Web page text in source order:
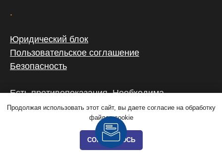
Продолжая использовать этот сайт, вы даете согласие на обработку
файлов cookie
СОГЛАШАЮСЬ
.
Юридический блок
Пользовательское соглашение
Безопасность
Есть противопоказания. Необходима
консультация специалиста!
Лицензия: Л041-01137-77/00359748 от
Цены, указанные на сайте, не являются